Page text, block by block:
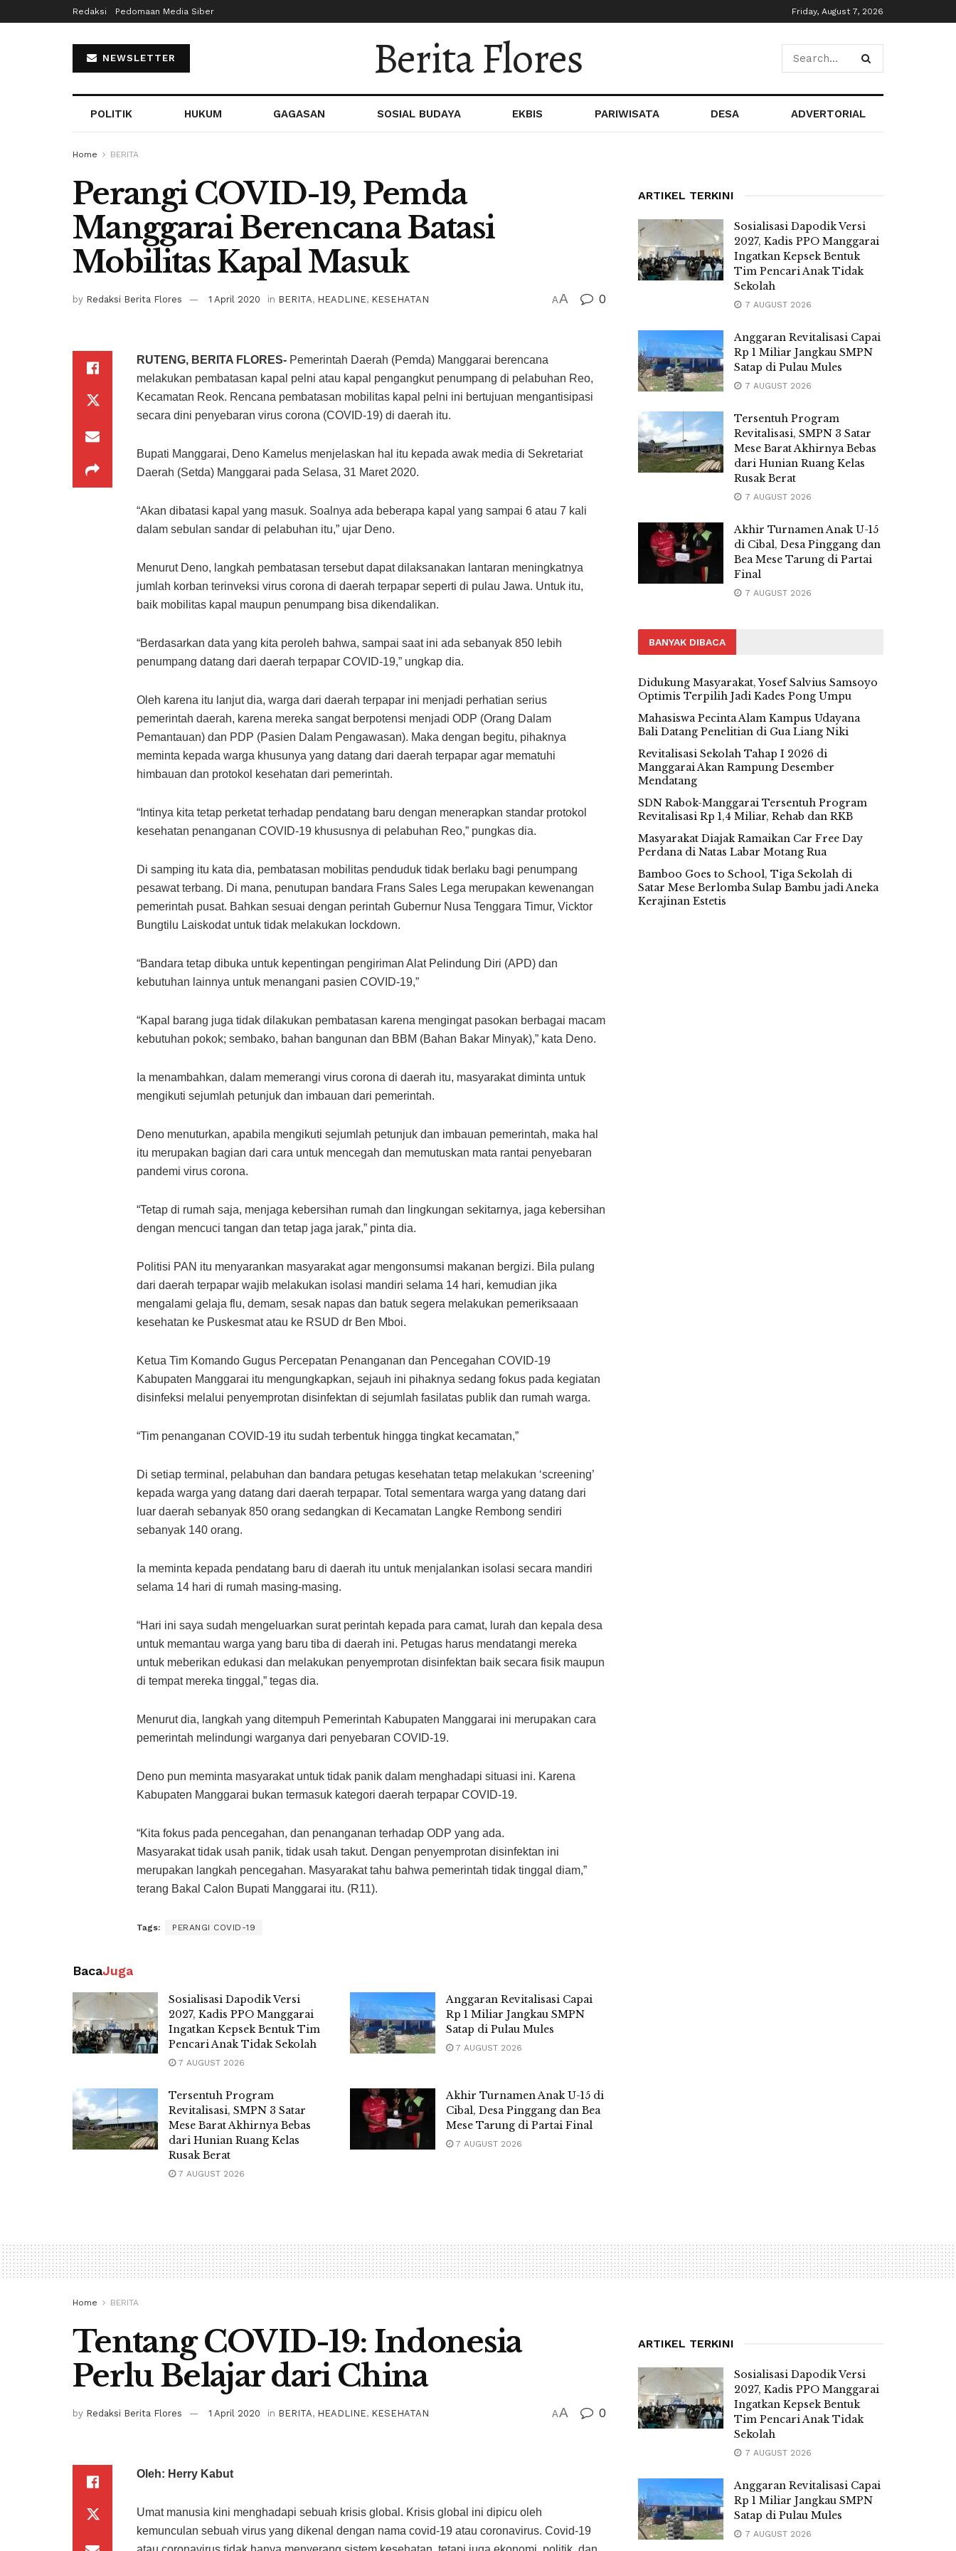
Redaksi Pedomaan Media Siber Friday, August 7, 2026
NEWSLETTER Berita Flores
POLITIK HUKUM GAGASAN SOSIAL BUDAYA EKBIS PARIWISATA DESA ADVERTORIAL
Home BERITA
Perangi COVID-19, Pemda
Manggarai Berencana Batasi
Mobilitas Kapal Masuk
by Redaksi Berita Flores 1 April 2020 in BERITA, HEADLINE, KESEHATAN AA 0
RUTENG, BERITA FLORES- Pemerintah Daerah (Pemda) Manggarai berencana
melakukan pembatasan kapal pelni atau kapal pengangkut penumpang di pelabuhan Reo,
Kecamatan Reok. Rencana pembatasan mobilitas kapal pelni ini bertujuan mengantisipasi
secara dini penyebaran virus corona (COVID-19) di daerah itu.
Bupati Manggarai, Deno Kamelus menjelaskan hal itu kepada awak media di Sekretariat
Daerah (Setda) Manggarai pada Selasa, 31 Maret 2020.
“Akan dibatasi kapal yang masuk. Soalnya ada beberapa kapal yang sampai 6 atau 7 kali
dalam sebulan sandar di pelabuhan itu,” ujar Deno.
Menurut Deno, langkah pembatasan tersebut dapat dilaksanakan lantaran meningkatnya
jumlah korban terinveksi virus corona di daerah terpapar seperti di pulau Jawa. Untuk itu,
baik mobilitas kapal maupun penumpang bisa dikendalikan.
“Berdasarkan data yang kita peroleh bahwa, sampai saat ini ada sebanyak 850 lebih
penumpang datang dari daerah terpapar COVID-19,” ungkap dia.
Oleh karena itu lanjut dia, warga dari daerah terpapar ini menjadi perhatian serius
pemerintah daerah, karena mereka sangat berpotensi menjadi ODP (Orang Dalam
Pemantauan) dan PDP (Pasien Dalam Pengawasan). Maka dengan begitu, pihaknya
meminta kepada warga khusunya yang datang dari daerah terpapar agar mematuhi
himbauan dan protokol kesehatan dari pemerintah.
“Intinya kita tetap perketat terhadap pendatang baru dengan menerapkan standar protokol
kesehatan penanganan COVID-19 khususnya di pelabuhan Reo,” pungkas dia.
Di samping itu kata dia, pembatasan mobilitas penduduk tidak berlaku bagi penumpang
pesawat terbang. Di mana, penutupan bandara Frans Sales Lega merupakan kewenangan
pemerintah pusat. Bahkan sesuai dengan perintah Gubernur Nusa Tenggara Timur, Vicktor
Bungtilu Laiskodat untuk tidak melakukan lockdown.
“Bandara tetap dibuka untuk kepentingan pengiriman Alat Pelindung Diri (APD) dan
kebutuhan lainnya untuk menangani pasien COVID-19,”
“Kapal barang juga tidak dilakukan pembatasan karena mengingat pasokan berbagai macam
kebutuhan pokok; sembako, bahan bangunan dan BBM (Bahan Bakar Minyak),” kata Deno.
Ia menambahkan, dalam memerangi virus corona di daerah itu, masyarakat diminta untuk
mengikuti sejumlah petunjuk dan imbauan dari pemerintah.
Deno menuturkan, apabila mengikuti sejumlah petunjuk dan imbauan pemerintah, maka hal
itu merupakan bagian dari cara untuk mencegah dan memutuskan mata rantai penyebaran
pandemi virus corona.
“Tetap di rumah saja, menjaga kebersihan rumah dan lingkungan sekitarnya, jaga kebersihan
dengan mencuci tangan dan tetap jaga jarak,” pinta dia.
Politisi PAN itu menyarankan masyarakat agar mengonsumsi makanan bergizi. Bila pulang
dari daerah terpapar wajib melakukan isolasi mandiri selama 14 hari, kemudian jika
mengalami gelaja flu, demam, sesak napas dan batuk segera melakukan pemeriksaaan
kesehatan ke Puskesmat atau ke RSUD dr Ben Mboi.
Ketua Tim Komando Gugus Percepatan Penanganan dan Pencegahan COVID-19
Kabupaten Manggarai itu mengungkapkan, sejauh ini pihaknya sedang fokus pada kegiatan
disinfeksi melalui penyemprotan disinfektan di sejumlah fasilatas publik dan rumah warga.
“Tim penanganan COVID-19 itu sudah terbentuk hingga tingkat kecamatan,”
Di setiap terminal, pelabuhan dan bandara petugas kesehatan tetap melakukan ‘screening’
kepada warga yang datang dari daerah terpapar. Total sementara warga yang datang dari
luar daerah sebanyak 850 orang sedangkan di Kecamatan Langke Rembong sendiri
sebanyak 140 orang.
Ia meminta kepada pendatang baru di daerah itu untuk menjalankan isolasi secara mandiri
selama 14 hari di rumah masing-masing.
“Hari ini saya sudah mengeluarkan surat perintah kepada para camat, lurah dan kepala desa
untuk memantau warga yang baru tiba di daerah ini. Petugas harus mendatangi mereka
untuk meberikan edukasi dan melakukan penyemprotan disinfektan baik secara fisik maupun
di tempat mereka tinggal,” tegas dia.
Menurut dia, langkah yang ditempuh Pemerintah Kabupaten Manggarai ini merupakan cara
pemerintah melindungi warganya dari penyebaran COVID-19.
Deno pun meminta masyarakat untuk tidak panik dalam menghadapi situasi ini. Karena
Kabupaten Manggarai bukan termasuk kategori daerah terpapar COVID-19.
“Kita fokus pada pencegahan, dan penanganan terhadap ODP yang ada.
Masyarakat tidak usah panik, tidak usah takut. Dengan penyemprotan disinfektan ini
merupakan langkah pencegahan. Masyarakat tahu bahwa pemerintah tidak tinggal diam,”
terang Bakal Calon Bupati Manggarai itu. (R11).
Tags: PERANGI COVID-19
BacaJuga
Sosialisasi Dapodik Versi
2027, Kadis PPO Manggarai
Ingatkan Kepsek Bentuk Tim
Pencari Anak Tidak Sekolah
7 AUGUST 2026
Anggaran Revitalisasi Capai
Rp 1 Miliar Jangkau SMPN
Satap di Pulau Mules
7 AUGUST 2026
Tersentuh Program
Revitalisasi, SMPN 3 Satar
Mese Barat Akhirnya Bebas
dari Hunian Ruang Kelas
Rusak Berat
7 AUGUST 2026
Akhir Turnamen Anak U-15 di
Cibal, Desa Pinggang dan Bea
Mese Tarung di Partai Final
7 AUGUST 2026
ARTIKEL TERKINI
Sosialisasi Dapodik Versi
2027, Kadis PPO Manggarai
Ingatkan Kepsek Bentuk
Tim Pencari Anak Tidak
Sekolah
7 AUGUST 2026
Anggaran Revitalisasi Capai
Rp 1 Miliar Jangkau SMPN
Satap di Pulau Mules
7 AUGUST 2026
Tersentuh Program
Revitalisasi, SMPN 3 Satar
Mese Barat Akhirnya Bebas
dari Hunian Ruang Kelas
Rusak Berat
7 AUGUST 2026
Akhir Turnamen Anak U-15
di Cibal, Desa Pinggang dan
Bea Mese Tarung di Partai
Final
7 AUGUST 2026
BANYAK DIBACA
Didukung Masyarakat, Yosef Salvius Samsoyo
Optimis Terpilih Jadi Kades Pong Umpu
Mahasiswa Pecinta Alam Kampus Udayana
Bali Datang Penelitian di Gua Liang Niki
Revitalisasi Sekolah Tahap I 2026 di
Manggarai Akan Rampung Desember
Mendatang
SDN Rabok-Manggarai Tersentuh Program
Revitalisasi Rp 1,4 Miliar, Rehab dan RKB
Masyarakat Diajak Ramaikan Car Free Day
Perdana di Natas Labar Motang Rua
Bamboo Goes to School, Tiga Sekolah di
Satar Mese Berlomba Sulap Bambu jadi Aneka
Kerajinan Estetis
Home BERITA
Tentang COVID-19: Indonesia
Perlu Belajar dari China
by Redaksi Berita Flores 1 April 2020 in BERITA, HEADLINE, KESEHATAN AA 0
Oleh: Herry Kabut
Umat manusia kini menghadapi sebuah krisis global. Krisis global ini dipicu oleh
kemunculan sebuah virus yang dikenal dengan nama covid-19 atau coronavirus. Covid-19
ARTIKEL TERKINI
Sosialisasi Dapodik Versi
2027, Kadis PPO Manggarai
Ingatkan Kepsek Bentuk
Tim Pencari Anak Tidak
Sekolah
7 AUGUST 2026
Anggaran Revitalisasi Capai
Rp 1 Miliar Jangkau SMPN
Satap di Pulau Mules
7 AUGUST 2026